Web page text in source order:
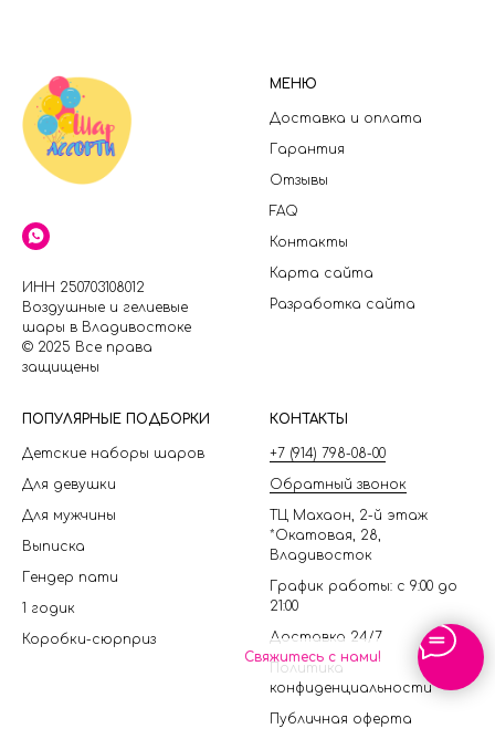
Свяжитесь с нами!
ИНН 250703108012
Воздушные и гелиевые
шары в Владивостоке
© 2025 Все права
защищены
МЕНЮ
Доставка и оплата
Гарантия
Отзывы
FAQ
Контакты
Карта сайта
Разработка сайта
ПОПУЛЯРНЫЕ ПОДБОРКИ
Детские наборы шаров
Для девушки
Для мужчины
Выписка
Гендер пати
1 годик
Коробки-сюрприз
КОНТАКТЫ
+7 (914) 798-08-00
Обратный звонок
ТЦ Махаон, 2-й этаж
*Окатовая, 28,
Владивосток
График работы: с 9:00 до
21:00
Доставка 24/7
Политика
конфиденциальности
Публичная оферта